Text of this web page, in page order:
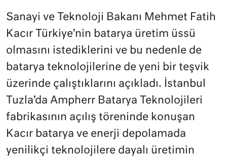
Sanayi ve Teknoloji Bakanı Mehmet Fatih
Kacır Türkiye’nin batarya üretim üssü
olmasını istediklerini ve bu nedenle de
batarya teknolojilerine de yeni bir teşvik
üzerinde çalıştıklarını açıkladı. İstanbul
Tuzla’da Ampherr Batarya Teknolojileri
fabrikasının açılış töreninde konuşan
Kacır batarya ve enerji depolamada
yenilikçi teknolojilere dayalı üretimin